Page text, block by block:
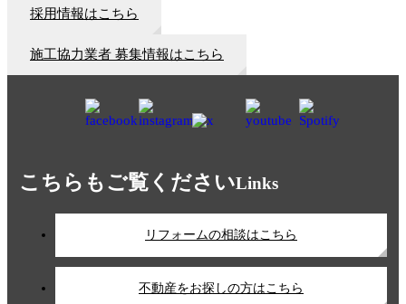
採用情報はこちら
施工協力業者 募集情報はこちら
こちらもご覧くださいLinks
リフォームの相談はこちら
不動産をお探しの方はこちら